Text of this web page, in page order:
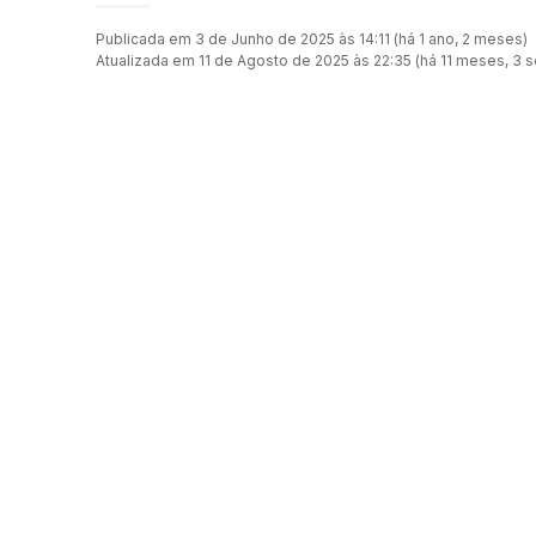
Publicada em 3 de Junho de 2025 às 14:11 (há 1 ano, 2 meses)
Atualizada em 11 de Agosto de 2025 às 22:35 (há 11 meses, 3